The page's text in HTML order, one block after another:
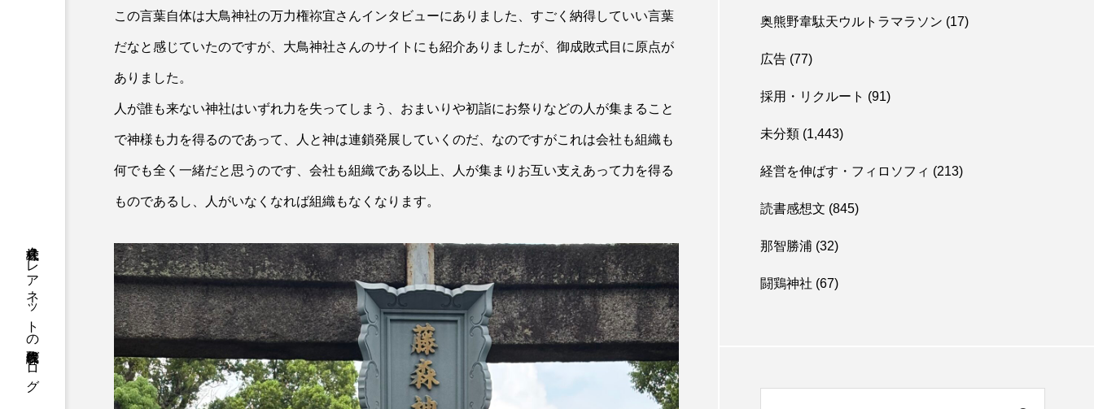
株式会社クレアネットの代表取締役ブログ
この言葉自体は大鳥神社の万力権祢宜さんインタビューにありました、すごく納得していい言葉
だなと感じていたのですが、大鳥神社さんのサイトにも紹介ありましたが、御成敗式目に原点が
ありました。
人が誰も来ない神社はいずれ力を失ってしまう、おまいりや初詣にお祭りなどの人が集まること
で神様も力を得るのであって、人と神は連鎖発展していくのだ、なのですがこれは会社も組織も
何でも全く一緒だと思うのです、会社も組織である以上、人が集まりお互い支えあって力を得る
ものであるし、人がいなくなれば組織もなくなります。
奥熊野韋駄天ウルトラマラソン (17)
広告 (77)
採用・リクルート (91)
未分類 (1,443)
経営を伸ばす・フィロソフィ (213)
読書感想文 (845)
那智勝浦 (32)
闘鶏神社 (67)